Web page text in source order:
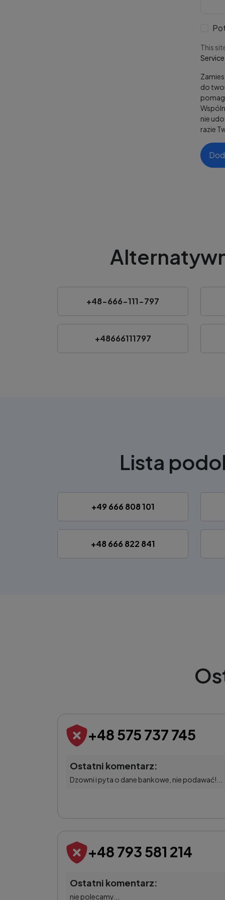
This
Service
do
nie
razie
+48-666-111-797
+48666111797
Lista
+49 666 808 101
+48 666 822 841
+48 575 737 745
Ostatni komentarz:
Dzowni i pyta o dane bankowe, nie podawać!...
+48 793 581 214
Ostatni komentarz:
nie polecamy...